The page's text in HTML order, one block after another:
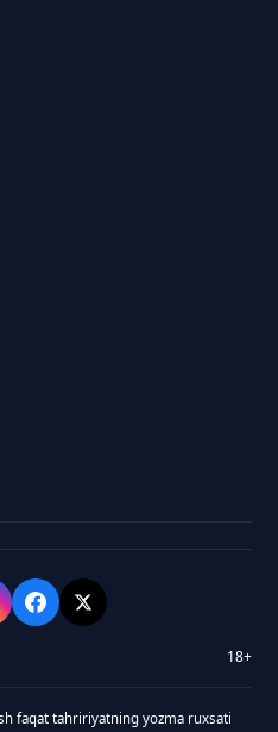
18+
faqat tahririyatning yozma ruxsati